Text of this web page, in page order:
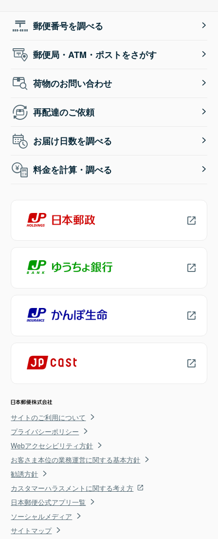
郵便番号を調べる
郵便局・ATM・ポストをさがす
荷物のお問い合わせ
再配達のご依頼
お届け日数を調べる
料金を計算・調べる
サイトのご利用について
プライバシーポリシー
Webアクセシビリティ方針
お客さま本位の業務運営に関する基本方針
勧誘方針
カスタマーハラスメントに関する考え方
日本郵便公式アプリ一覧
ソーシャルメディア
サイトマップ